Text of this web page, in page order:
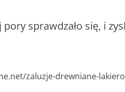
sprawdzało się, i
zaluzje-drewniane-